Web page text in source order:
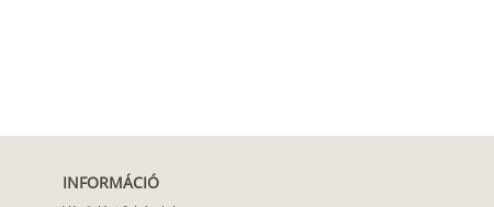
INFORMÁCIÓ